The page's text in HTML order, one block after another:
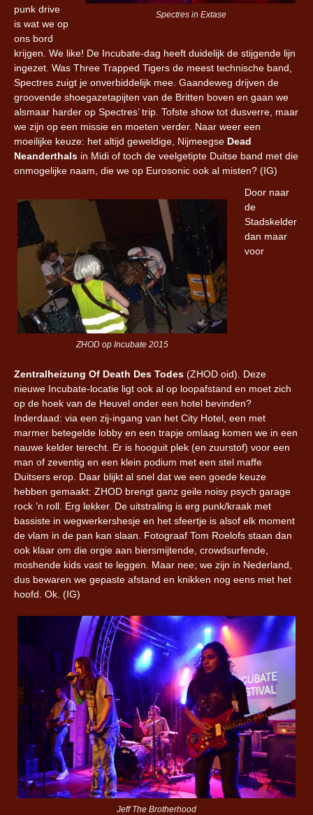
Spectres in Extase
punk drive
is wat we op
ons bord
krijgen. We like! De Incubate-dag heeft duidelijk de stijgende lijn
ingezet. Was Three Trapped Tigers de meest technische band,
Spectres zuigt je onverbiddelijk mee. Gaandeweg drijven de
groovende shoegazetapijten van de Britten boven en gaan we
alsmaar harder op Spectres’ trip. Tofste show tot dusverre, maar
we zijn op een missie en moeten verder. Naar weer een
moeilijke keuze: het altijd geweldige, Nijmeegse Dead
Neanderthals in Midi of toch de veelgetipte Duitse band met die
onmogelijke naam, die we op Eurosonic ook al misten? (IG)
ZHOD op Incubate 2015
Door naar
de
Stadskelder
dan maar
voor
Zentralheizung Of Death Des Todes (ZHOD oid). Deze
nieuwe Incubate-locatie ligt ook al op loopafstand en moet zich
op de hoek van de Heuvel onder een hotel bevinden?
Inderdaad: via een zij-ingang van het City Hotel, een met
marmer betegelde lobby en een trapje omlaag komen we in een
nauwe kelder terecht. Er is hooguit plek (en zuurstof) voor een
man of zeventig en een klein podium met een stel maffe
Duitsers erop. Daar blijkt al snel dat we een goede keuze
hebben gemaakt: ZHOD brengt ganz geile noisy psych garage
rock ’n roll. Erg lekker. De uitstraling is erg punk/kraak met
bassiste in wegwerkershesje en het sfeertje is alsof elk moment
de vlam in de pan kan slaan. Fotograaf Tom Roelofs staan dan
ook klaar om die orgie aan biersmijtende, crowdsurfende,
moshende kids vast te leggen. Maar nee; we zijn in Nederland,
dus bewaren we gepaste afstand en knikken nog eens met het
hoofd. Ok. (IG)
Jeff The Brotherhood